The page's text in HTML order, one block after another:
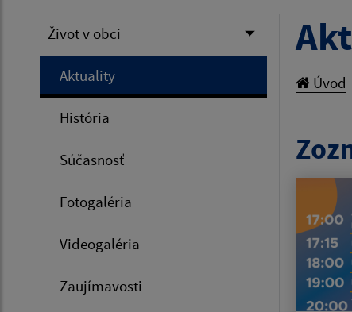
Život v obci
Aktuality
História
Súčasnosť
Fotogaléria
Videogaléria
Zaujímavosti
Úvod